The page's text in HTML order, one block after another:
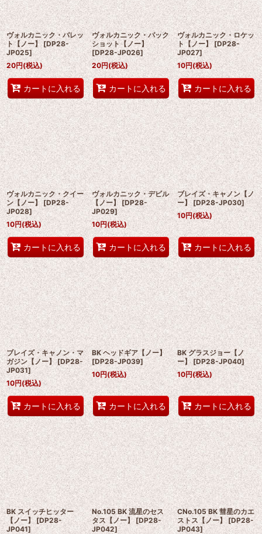
ヴォルカニック・バレッ
ト【ノー】 [DP28-
JP025]
20円(税込)
カートに入れる
ヴォルカニック・バック
ショット【ノー】
[DP28-JP026]
20円(税込)
カートに入れる
ヴォルカニック・ロケッ
ト【ノー】 [DP28-
JP027]
10円(税込)
カートに入れる
ヴォルカニック・クイー
ン【ノー】 [DP28-
JP028]
10円(税込)
カートに入れる
ヴォルカニック・デビル
【ノー】 [DP28-
JP029]
10円(税込)
カートに入れる
ブレイズ・キャノン【ノ
ー】 [DP28-JP030]
10円(税込)
カートに入れる
ブレイズ・キャノン・マ
ガジン【ノー】 [DP28-
JP031]
10円(税込)
カートに入れる
BK ヘッドギア【ノー】
[DP28-JP039]
10円(税込)
カートに入れる
BK グラスジョー【ノ
ー】 [DP28-JP040]
10円(税込)
カートに入れる
BK スイッチヒッター
【ノー】 [DP28-
JP041]
No.105 BK 流星のセス
タス【ノー】 [DP28-
JP042]
CNo.105 BK 彗星のカエ
ストス【ノー】 [DP28-
JP043]